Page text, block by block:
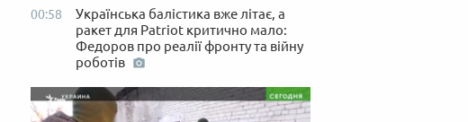
00:58
Українська балістика вже літає, а
ракет для Patriot критично мало:
Федоров про реалії фронту та війну
роботів